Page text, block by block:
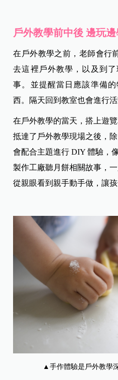
戶外教學前中後 邊玩
在戶外教學之前，老師會行
去這裡戶外教學，以及到
事。並提醒當日應該準備
西。隔天回到教室也會進行
在戶外教學的當天，搭上遊
抵達了戶外教學現場之後，
會配合主題進行 DIY 體驗，
製作工廠聽月餅相關故事，
從親眼看到親手動手做，讓
▲手作體驗是戶外教學